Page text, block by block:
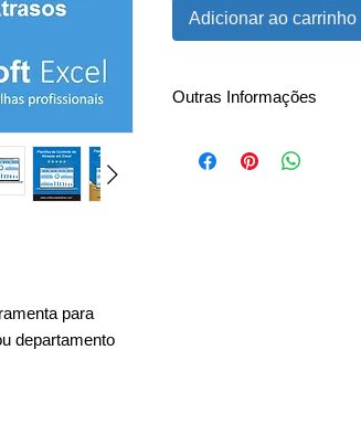
para
departamento
Adicionar ao carrinho
Outras Informações
Insira sua própria logo